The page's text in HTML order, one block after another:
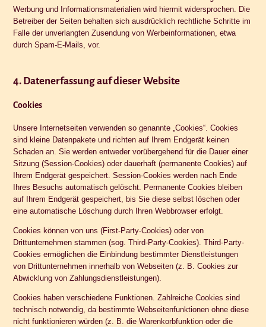
Werbung und Informationsmaterialien wird hiermit widersprochen. Die
Betreiber der Seiten behalten sich ausdrücklich rechtliche Schritte im
Falle der unverlangten Zusendung von Werbeinformationen, etwa
durch Spam-E-Mails, vor.
4. Datenerfassung auf dieser Website
Cookies
Unsere Internetseiten verwenden so genannte „Cookies“. Cookies
sind kleine Datenpakete und richten auf Ihrem Endgerät keinen
Schaden an. Sie werden entweder vorübergehend für die Dauer einer
Sitzung (Session-Cookies) oder dauerhaft (permanente Cookies) auf
Ihrem Endgerät gespeichert. Session-Cookies werden nach Ende
Ihres Besuchs automatisch gelöscht. Permanente Cookies bleiben
auf Ihrem Endgerät gespeichert, bis Sie diese selbst löschen oder
eine automatische Löschung durch Ihren Webbrowser erfolgt.
Cookies können von uns (First-Party-Cookies) oder von
Drittunternehmen stammen (sog. Third-Party-Cookies). Third-Party-
Cookies ermöglichen die Einbindung bestimmter Dienstleistungen
von Drittunternehmen innerhalb von Webseiten (z. B. Cookies zur
Abwicklung von Zahlungsdienstleistungen).
Cookies haben verschiedene Funktionen. Zahlreiche Cookies sind
technisch notwendig, da bestimmte Webseitenfunktionen ohne diese
nicht funktionieren würden (z. B. die Warenkorbfunktion oder die